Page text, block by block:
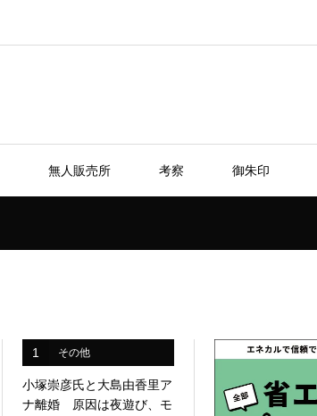
無人販売所 考察 御朱印
1 その他
小塚崇彦氏と大島由香里ア
ナ離婚 原因は夜遊び、モ